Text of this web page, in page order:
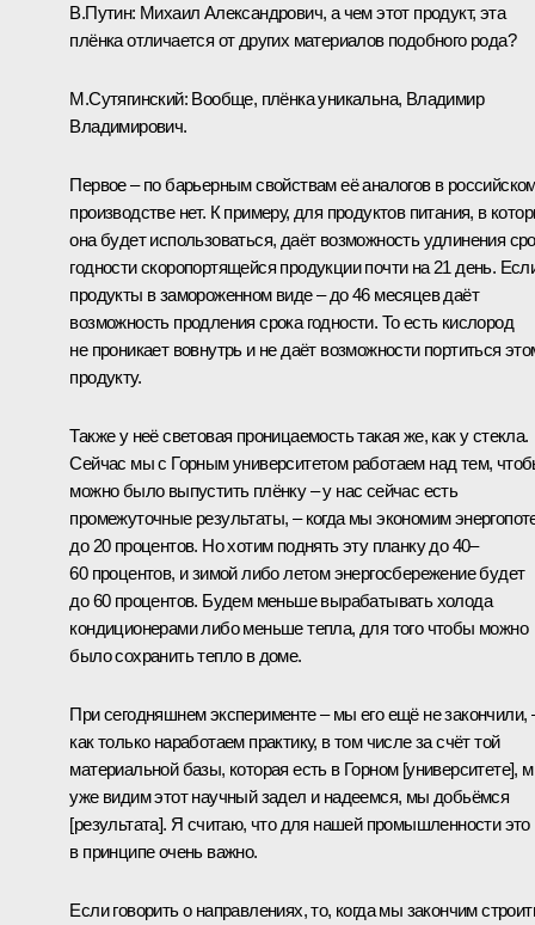
В.Путин: Михаил Александрович, а чем этот продукт, эта
плёнка отличается от других материалов подобного рода?
М.Сутягинский: Вообще, плёнка уникальна, Владимир
Владимирович.
Первое – по барьерным свойствам её аналогов в
производстве нет. К примеру, для продуктов питания, в
она будет использоваться, даёт возможность удлинения
годности скоропортящейся продукции почти на 21 день.
продукты в замороженном виде – до 46 месяцев даёт
возможность продления срока годности. То есть кислород
не проникает вовнутрь и не даёт возможности портиться
продукту.
Также у неё световая проницаемость такая же, как у стекла.
Сейчас мы с Горным университетом работаем над тем,
можно было выпустить плёнку – у нас сейчас есть
промежуточные результаты, – когда мы экономим
до 20 процентов. Но хотим поднять эту планку до 40–
60 процентов, и зимой либо летом энергосбережение будет
до 60 процентов. Будем меньше вырабатывать холода
кондиционерами либо меньше тепла, для того чтобы можно
было сохранить тепло в доме.
При сегодняшнем эксперименте – мы его ещё не закончили,
как только наработаем практику, в том числе за счёт той
материальной базы, которая есть в Горном [университете],
уже видим этот научный задел и надеемся, мы добьёмся
[результата]. Я считаю, что для нашей промышленности это
в принципе очень важно.
Если говорить о направлениях, то, когда мы закончим